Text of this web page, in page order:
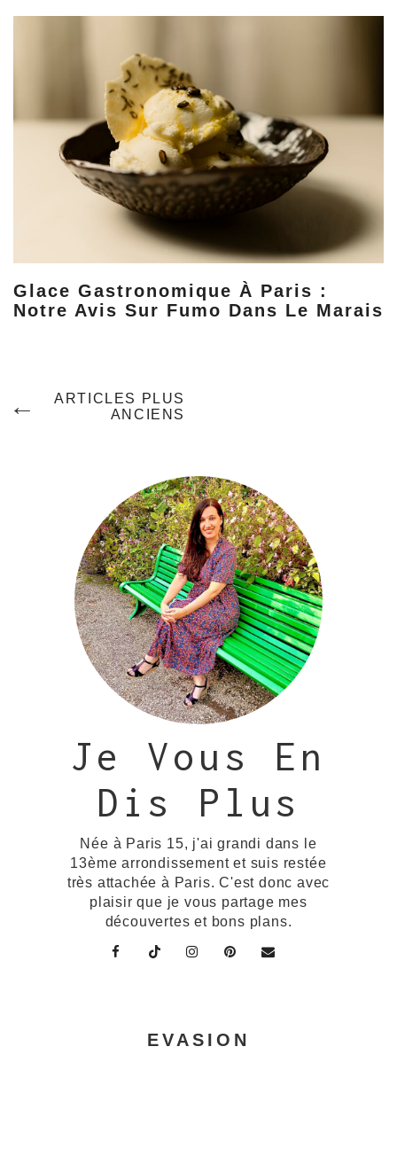
Glace Gastronomique À Paris :
Notre Avis Sur Fumo Dans Le Marais
Navigation
ARTICLES PLUS
ANCIENS
Je Vous En
Dis Plus
Née à Paris 15, j'ai grandi dans le
13ème arrondissement et suis restée
très attachée à Paris. C'est donc avec
plaisir que je vous partage mes
découvertes et bons plans.
EVASION